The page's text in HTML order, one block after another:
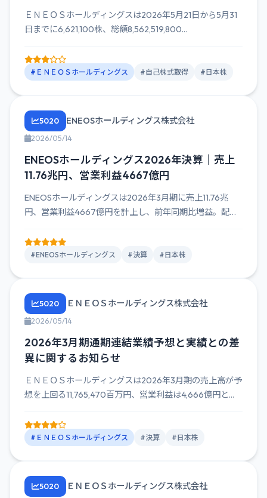
ＥＮＥＯＳホールディングスは2026年5月21日から5月31
日までに6,621,100株、総額8,562,519,800...
#ＥＮＥＯＳホールディングス #自己株式取得 #日本株
5020 ENEOSホールディングス株式会社
2026/05/14
ENEOSホールディングス2026年決算｜売上
11.76兆円、営業利益4667億円
ENEOSホールディングスは2026年3月期に売上11.76兆
円、営業利益4667億円を計上し、前年同期比増益。配当
#ENEOSホールディングス #決算 #日本株
5020 ＥＮＥＯＳホールディングス株式会社
2026/05/14
2026年3月期通期連結業績予想と実績との差
異に関するお知らせ
ＥＮＥＯＳホールディングスは2026年3月期の売上高が予
想を上回る11,765,470百万円、営業利益は4,666億円と...
#ＥＮＥＯＳホールディングス #決算 #日本株
5020 ＥＮＥＯＳホールディングス株式会社